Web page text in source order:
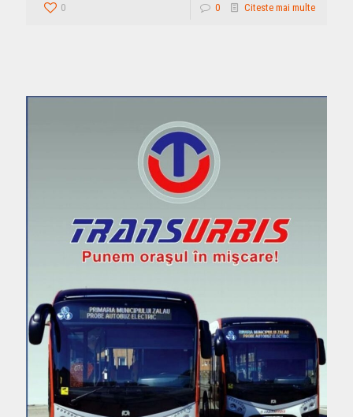
0 0 Citeste mai multe